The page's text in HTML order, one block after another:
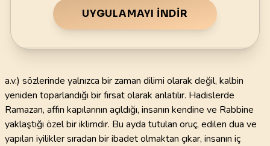
UYGULAMAYI İNDIR
a.v.) sözlerinde yalnızca bir zaman dilimi olarak değil, kalbin
yeniden toparlandığı bir fırsat olarak anlatılır. Hadislerde
Ramazan, affın kapılarının açıldığı, insanın kendine ve Rabbine
yaklaştığı özel bir iklimdir. Bu ayda tutulan oruç, edilen dua ve
yapılan iyilikler sıradan bir ibadet olmaktan çıkar, insanın iç